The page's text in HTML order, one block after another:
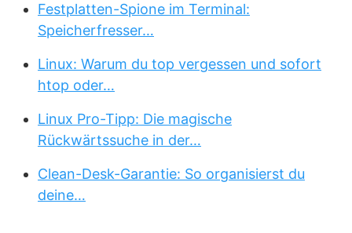
Festplatten-Spione im Terminal:
Speicherfresser…
Linux: Warum du top vergessen und sofort
htop oder…
Linux Pro-Tipp: Die magische
Rückwärtssuche in der…
Clean-Desk-Garantie: So organisierst du
deine…